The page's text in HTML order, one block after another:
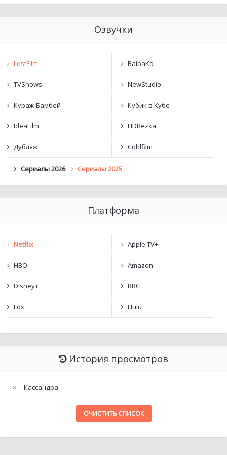
Озвучки
LostFilm BaibaKo
TVShows NewStudio
Кураж-Бамбей Кубик в Кубе
IdeaFilm HDRezka
Дубляж Coldfilm
Сериалы 2026 Сериалы 2025
Платформа
Netflix Apple TV+
HBO Amazon
Disney+ BBC
Fox Hulu
История просмотров
Кассандра
ОЧИСТИТЬ СПИСОК